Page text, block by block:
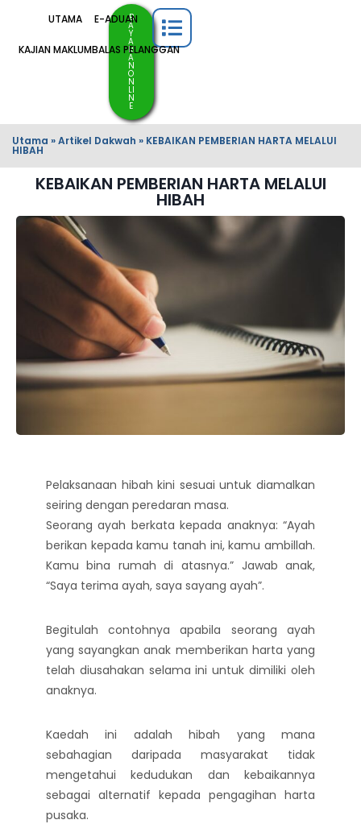
UTAMA E-ADUAN
KAJIAN MAKLUMBALAS PELANGGAN
B
A
Y
A
R
A
N
O
N
LI
N
E
Utama »Artikel Dakwah » KEBAIKAN PEMBERIAN HARTA MELALUI
HIBAH
KEBAIKAN PEMBERIAN HARTA MELALUI
HIBAH
Pelaksanaan hibah kini sesuai untuk diamalkan
seiring dengan peredaran masa.
Seorang ayah berkata kepada anaknya: “Ayah
berikan kepada kamu tanah ini, kamu ambillah.
Kamu bina rumah di atasnya.” Jawab anak,
“Saya terima ayah, saya sayang ayah”.
Begitulah contohnya apabila seorang ayah
yang sayangkan anak memberikan harta yang
telah diusahakan selama ini untuk dimiliki oleh
anaknya.
Kaedah ini adalah hibah yang mana
sebahagian daripada masyarakat tidak
mengetahui kedudukan dan kebaikannya
sebagai alternatif kepada pengagihan harta
pusaka.